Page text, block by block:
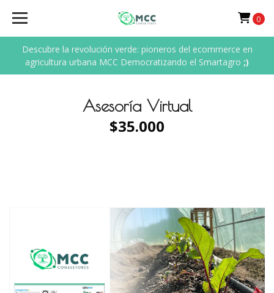
Descubre la revolución verde: pioneros del ecommerce en
agricultura urbana MCC Democratizando el Smartagro ;)
0
Asesoría Virtual
$35.000